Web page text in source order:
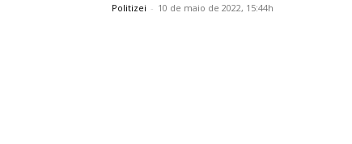
Politizei - 10 de maio de 2022, 15:44h